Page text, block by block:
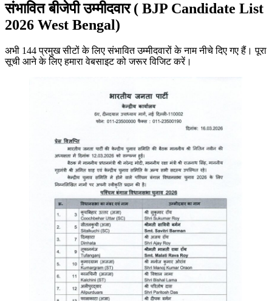
संभावित बीजेपी उम्मीदवार ( BJP Candidate List
2026 West Bengal)
अभी 144 प्रमुख सीटों के लिए संभावित उम्मीदवारों के नाम नीचे दिए गए हैं। पूरा
सूची आने के लिए हमारा वेबसाइट को जरूर विजिट करें।